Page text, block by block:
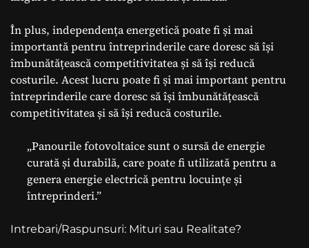
În plus, independența energetică poate fi și mai
importantă pentru întreprinderile care doresc să își
îmbunătățească competitivitatea și să își reducă
costurile. Acest lucru poate fi și mai important pentru
întreprinderile care doresc să își îmbunătățească
competitivitatea și să își reducă costurile.
„Panourile fotovoltaice sunt o sursă de energie
curată și durabilă, care poate fi utilizată pentru a
genera energie electrică pentru locuințe și
întreprinderi.”
Intrebari/Raspunsuri: Mituri sau Realitate?